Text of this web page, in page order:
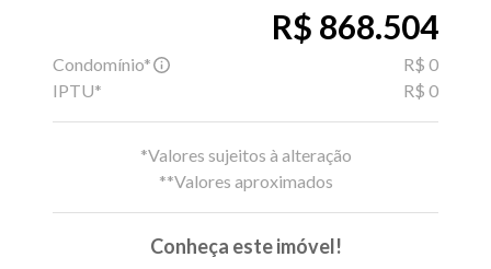
R$ 868.504
Condomínio*
R$ 0
IPTU*
R$ 0
*Valores sujeitos à alteração
**Valores aproximados
Conheça este imóvel!